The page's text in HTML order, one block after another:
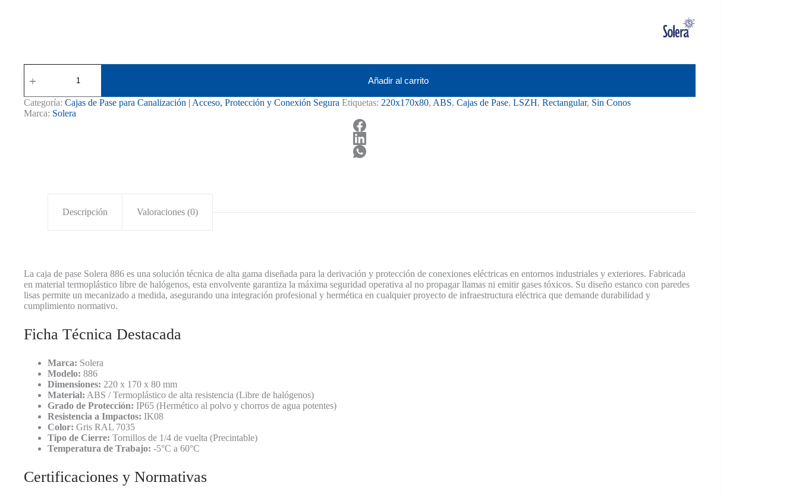
de
Rectangular
Sin
Conos
Añadir al carrito
Categoría: Cajas de Pase para Canalización | Acceso, Protección y Conexión Segura Etiquetas: 220x170x80, ABS, Cajas de Pase, LSZH, Rectangular, Sin Conos
Marca: Solera
Descripción Valoraciones (0)
La caja de pase Solera 886 es una solución técnica de alta gama diseñada para la derivación y protección de conexiones eléctricas en entornos industriales y exteriores. Fabricada
en material termoplástico libre de halógenos, esta envolvente garantiza la máxima seguridad operativa al no propagar llamas ni emitir gases tóxicos. Su diseño estanco con paredes
lisas permite un mecanizado a medida, asegurando una integración profesional y hermética en cualquier proyecto de infraestructura eléctrica que demande durabilidad y
cumplimiento normativo.
Ficha Técnica Destacada
Marca: Solera
Modelo: 886
Dimensiones: 220 x 170 x 80 mm
Material: ABS / Termoplástico de alta resistencia (Libre de halógenos)
Grado de Protección: IP65 (Hermético al polvo y chorros de agua potentes)
Resistencia a Impactos: IK08
Color: Gris RAL 7035
Tipo de Cierre: Tornillos de 1/4 de vuelta (Precintable)
Temperatura de Trabajo: -5°C a 60°C
Certificaciones y Normativas